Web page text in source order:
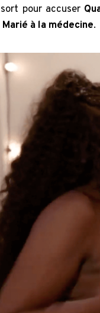
sort pour accuser
Marié à la médecine.